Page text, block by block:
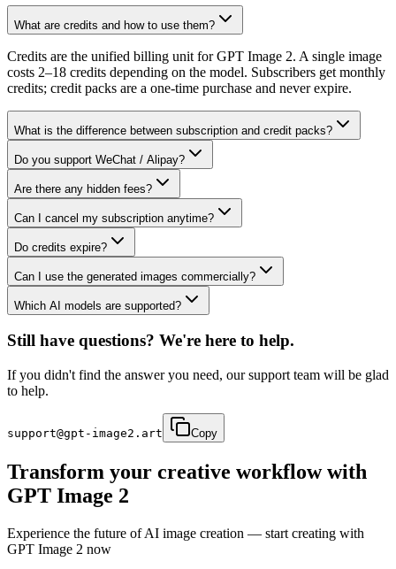
What are credits and how to use them?
Credits are the unified billing unit for GPT Image 2. A single image
costs 2–18 credits depending on the model. Subscribers get monthly
credits; credit packs are a one-time purchase and never expire.
What is the difference between subscription and credit packs?
Do you support WeChat / Alipay?
Are there any hidden fees?
Can I cancel my subscription anytime?
Do credits expire?
Can I use the generated images commercially?
Which AI models are supported?
Still have questions? We're here to help.
If you didn't find the answer you need, our support team will be glad
to help.
support@gpt-image2.art Copy
Transform your creative workflow with
GPT Image 2
Experience the future of AI image creation — start creating with
GPT Image 2 now